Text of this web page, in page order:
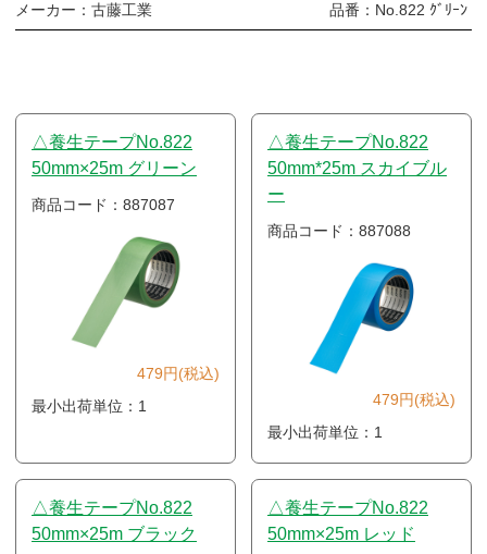
メーカー： 古藤工業 品番： No.822 ｸﾞﾘｰﾝ
△養生テープNo.822
50mm×25m グリーン
商品コード：887087
479円(税込)
最小出荷単位：1
△養生テープNo.822
50mm*25m スカイブル
ー
商品コード：887088
479円(税込)
最小出荷単位：1
△養生テープNo.822
50mm×25m ブラック
△養生テープNo.822
50mm×25m レッド